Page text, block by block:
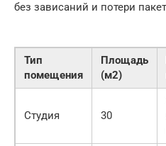
без зависаний и потери
Тип
помещения
Площадь
(м2)
Студия 30